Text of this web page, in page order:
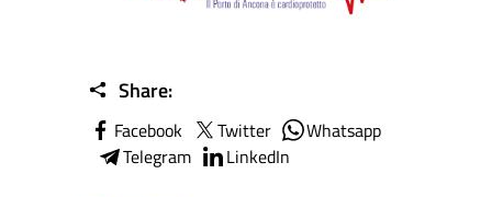
Share:
Facebook Twitter
Whatsapp
Telegram
LinkedIn